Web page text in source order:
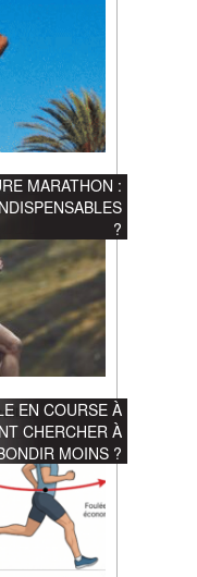
MARATHON :
?
EN COURSE À
CHERCHER À
MOINS ?